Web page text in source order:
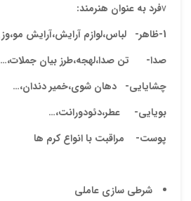
vفرد به عنوان هنرمند:
1-ظاهر- لباس،لوازم آرایش،آرایش مو،وزن،جراحی پلاستیک و …
صدا- تن صدا،لهجه،طرز بیان جملات،…
چشایایی- دهان شوی،خمیر دندان،…
بویایی- عطر،دئودورانت،…
پوست- مراقبت با انواع کرم ها
شرطی سازی عاملی